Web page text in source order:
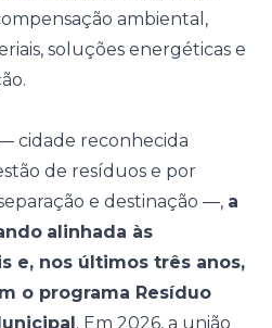
ambiental,
soluções energéticas e
cidade reconhecida
de resíduos e por
e destinação —, a
alinhada às
e, nos últimos três anos,
o programa Resíduo
. Em 2026, a união